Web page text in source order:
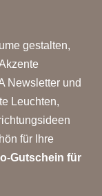
gestalten,
Newsletter und
Leuchten,
für Ihre
Gutschein für